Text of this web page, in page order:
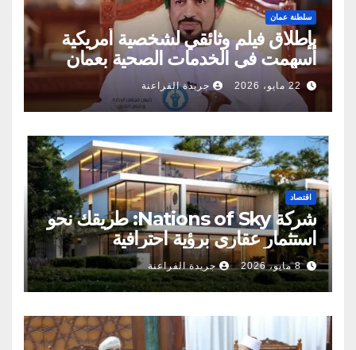
سلطنة عمان
بإطلاق فيلم وثائقي لشخصية أمريكية
أسهمت في الخدمات الصحية بعمان
22 مايو، 2026 جريدة الفراعنة
اقتصاد
شركة Nations of Sky: طريقك نحو
استثمار عقاري برؤية احترافية
8 مايو، 2026 جريدة الفراعنة